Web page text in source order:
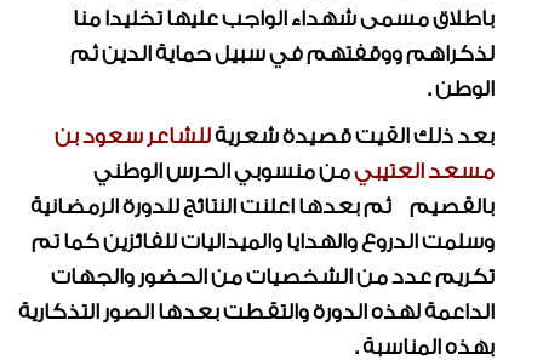
باطلاق مسمى شهداء الواجب عليها تخليدا منا
لذكراهم ووقفتهم في سبيل حماية الدين ثم
الوطن .
بعد ذلك القيت قصيدة شعريةللشاعر سعود بن
مسعد العتيبيمن منسوبي الحرس الوطني
بالقصيم ثم بعدها اعلنت النتائج للدورة الرمضانية
وسلمت الدروع والهدايا والميداليات للفائزين كما تم
تكريم عدد من الشخصيات من الحضور والجهات
الداعمة لهذه الدورة والتقطت بعدها الصور التذكارية
بهذه المناسبة .